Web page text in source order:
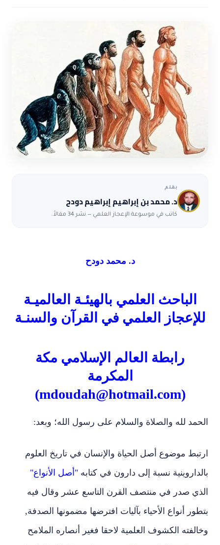
مسلمين جدد
مقالات اسلامية
حول القراّن
بقلم
د. محمد بن إبراهيم إبراهيم دودح
كاتب في موسوعة الإعجاز العلمي — نشر 34 مقالاً.
د. محمد دودح
الباحث العلمي بالهيئـة العالميـة
للإعجاز العلمي في القرآن والسنـة
رابطة العالم الإسلامي مكة
المكرمة
(
mdoudah@hotmail.com
)
الحمد لله والصلاة والسلام على رسول الله؛ وبعد:
ارتبط موضوع أصل الحياة والإنسان في تاريخ العلوم
بالداروينية نسبة إلى دارون في كتابه "أصل الأنواع"
الذي صدر في منتصف القرن التاسع عشر وقال فيه
بتطور أنواع الأحياء بآليات افترضها مضمونها الصدفة,
وخالفته الكشوف العلمية لاحقا فغير أنصاره الملامح